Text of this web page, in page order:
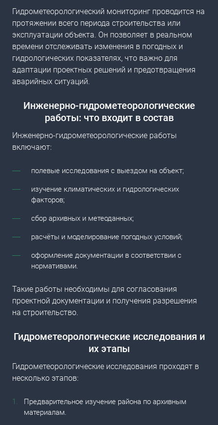
Гидрометеорологический мониторинг проводится на
протяжении всего периода строительства или
эксплуатации объекта. Он позволяет в реальном
времени отслеживать изменения в погодных и
гидрологических показателях, что важно для
адаптации проектных решений и предотвращения
аварийных ситуаций.
Инженерно-гидрометеорологические
работы: что входит в состав
Инженерно-гидрометеорологические работы
включают:
полевые исследования с выездом на объект;
изучение климатических и гидрологических
факторов;
сбор архивных и метеоданных;
расчёты и моделирование погодных условий;
оформление документации в соответствии с
нормативами.
Такие работы необходимы для согласования
проектной документации и получения разрешения
на строительство.
Гидрометеорологические исследования и
их этапы
Гидрометеорологические исследования проходят в
несколько этапов:
Предварительное изучение района по архивным
материалам.